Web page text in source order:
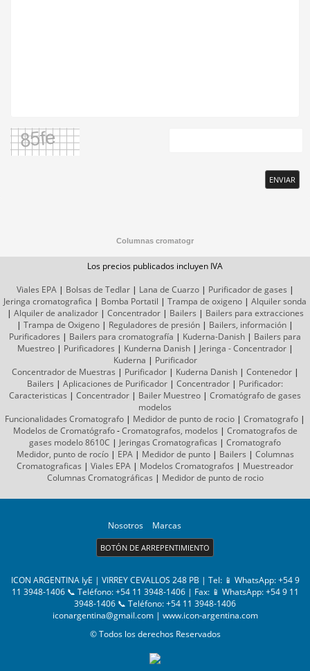
ENVIAR
Columnas cromatogr
Los precios publicados incluyen IVA
Viales EPA| Bolsas de Tedlar| Lana de Cuarzo| Purificador de gases |
Jeringa cromatografica | Bomba Portatil | Trampa de oxigeno | Alquiler sonda
| Alquiler de analizador| Concentrador| Bailers | Bailers para extracciones
| Trampa de Oxigeno | Reguladores de presión | Bailers, información |
Purificadores | Bailers para cromatografía | Kuderna-Danish | Bailers para
Muestreo| Purificadores | Kunderna Danish| Jeringa - Concentrador|
Kuderna | Purificador
Concentrador de Muestras | Purificador| Kuderna Danish| Contenedor|
Bailers | Aplicaciones de Purificador | Concentrador | Purificador:
Caracteristicas | Concentrador | Bailer Muestreo | Cromatógrafode gases
modelos
Funcionalidades Cromatografo | Medidor de punto de rocio | Cromatografo |
Modelos de Cromatógrafo-Cromatografos, modelos | Cromatografos de
gases modelo 8610C | Jeringas Cromatograficas | Cromatografo
Medidor, punto de rocío| EPA| Medidor de punto| Bailers | Columnas
Cromatograficas | Viales EPA | Modelos Cromatografos | Muestreador
Columnas Cromatográficas | Medidor de punto de rocio
Nosotros Marcas
BOTÓN DE ARREPENTIMIENTO
ICON ARGENTINA IyE | VIRREY CEVALLOS 248 PB | Tel: 📱 WhatsApp: +54 9
11 3948-1406 📞 Teléfono: +54 11 3948-1406| Fax: 📱 WhatsApp: +54 9 11
3948-1406 📞 Teléfono: +54 11 3948-1406
iconargentina@gmail.com| www.icon-argentina.com
© Todos los derechos Reservados